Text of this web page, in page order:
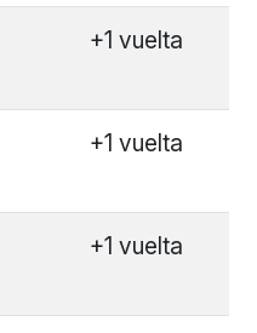
+1 vuelta
+1 vuelta
+1 vuelta